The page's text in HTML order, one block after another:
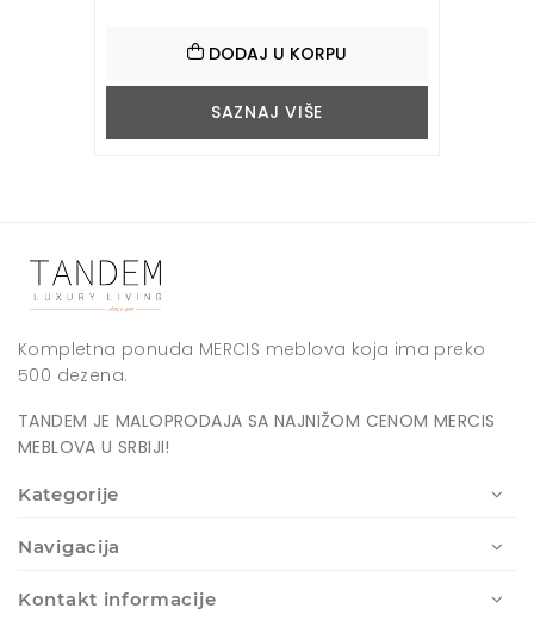
DODAJ U KORPU
SAZNAJ VIŠE
Kompletna ponuda MERCIS meblova koja ima preko
500 dezena.
TANDEM JE MALOPRODAJA SA NAJNIŽOM CENOM MERCIS
MEBLOVA U SRBIJI!
Kategorije
Navigacija
Kontakt informacije